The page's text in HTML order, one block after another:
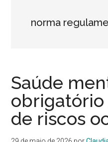
norma
Saúde
obrigatório
de riscos